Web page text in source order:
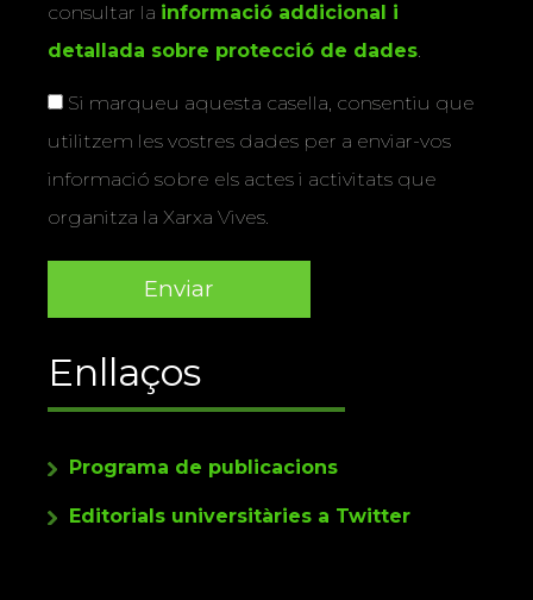
consultar la informació addicional i
detallada sobre protecció de dades.
Si marqueu aquesta casella, consentiu que
utilitzem les vostres dades per a enviar-vos
informació sobre els actes i activitats que
organitza la Xarxa Vives.
Enllaços
Programa de publicacions
Editorials universitàries a Twitter